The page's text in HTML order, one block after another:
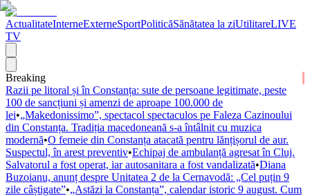
ActualitateInterneExterneSportPoliticăSănătatea la ziUtilitareLIVE
TV
Breaking
Razii pe litoral și în Constanța: sute de persoane legitimate, peste
100 de sancțiuni și amenzi de aproape 100.000 de
lei•„Makedonissimo”, spectacol spectaculos pe Faleza Cazinoului
din Constanța. Tradiția macedoneană s-a întâlnit cu muzica
modernă•O femeie din Constanța atacată pentru lănțișorul de aur.
Suspectul, în arest preventiv•Echipaj de ambulanță agresat în Cluj.
Salvatorul a fost operat, iar autosanitara a fost vandalizată•Diana
Buzoianu, anunț despre Unitatea 2 de la Cernavodă: „Cel puțin 9
zile câștigate”•„Astăzi la Constanța”, calendar istoric 9 august. Cum